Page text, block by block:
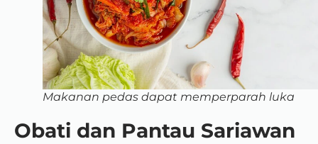
Makanan pedas dapat memperparah luka
Obati dan Pantau Sariawan